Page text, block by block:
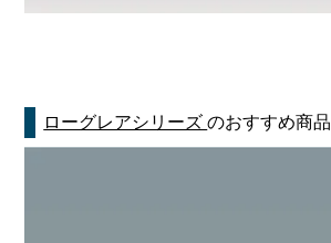
ローグレアシリーズのおすすめ商品